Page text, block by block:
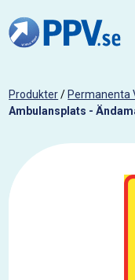
Produkter/ Permanenta
Ambulansplats -